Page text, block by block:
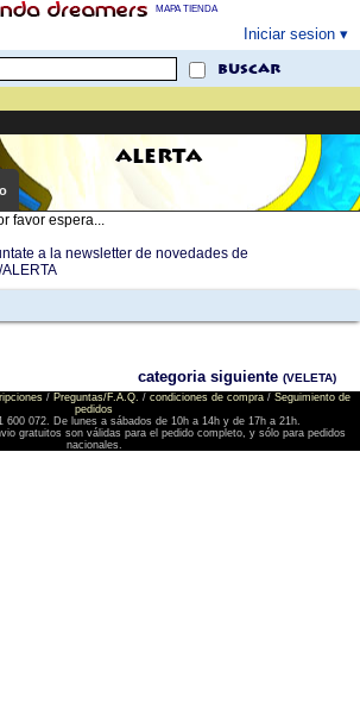
MAPA TIENDA
Iniciar sesion
buscar
ALERTA
favor espera...
a la newsletter de novedades de
categoria siguiente (VELETA)
/ Preguntas/F.A.Q. / condiciones de compra/ Seguimiento de
pedidos
600 072. De lunes a sábados de 10h a 14h y de 17h a 21h.
gratuitos son válidas para el pedido completo, y sólo para pedidos
nacionales.